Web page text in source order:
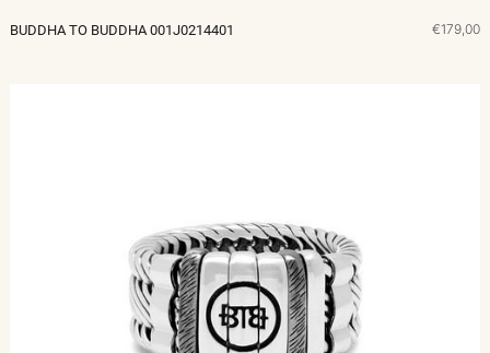
BUDDHA TO BUDDHA 001J0214401 €179,00